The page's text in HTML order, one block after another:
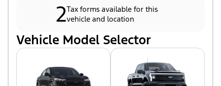
2Tax forms available for this
vehicle and location
Vehicle Model Selector